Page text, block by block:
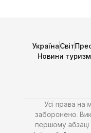
УкраїнаСвіт
Новини
Усі права на
заборонено.
першому